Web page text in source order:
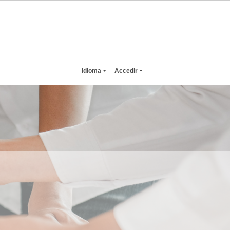
Idioma Accedir